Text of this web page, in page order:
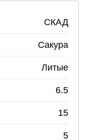
СКАД
Сакура
Литые
6.5
15
5